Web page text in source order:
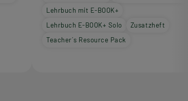
Lehrbuch mit E-BOOK+
Lehrbuch E-BOOK+ Solo
Zusatzheft
Teacher´s Resource Pack